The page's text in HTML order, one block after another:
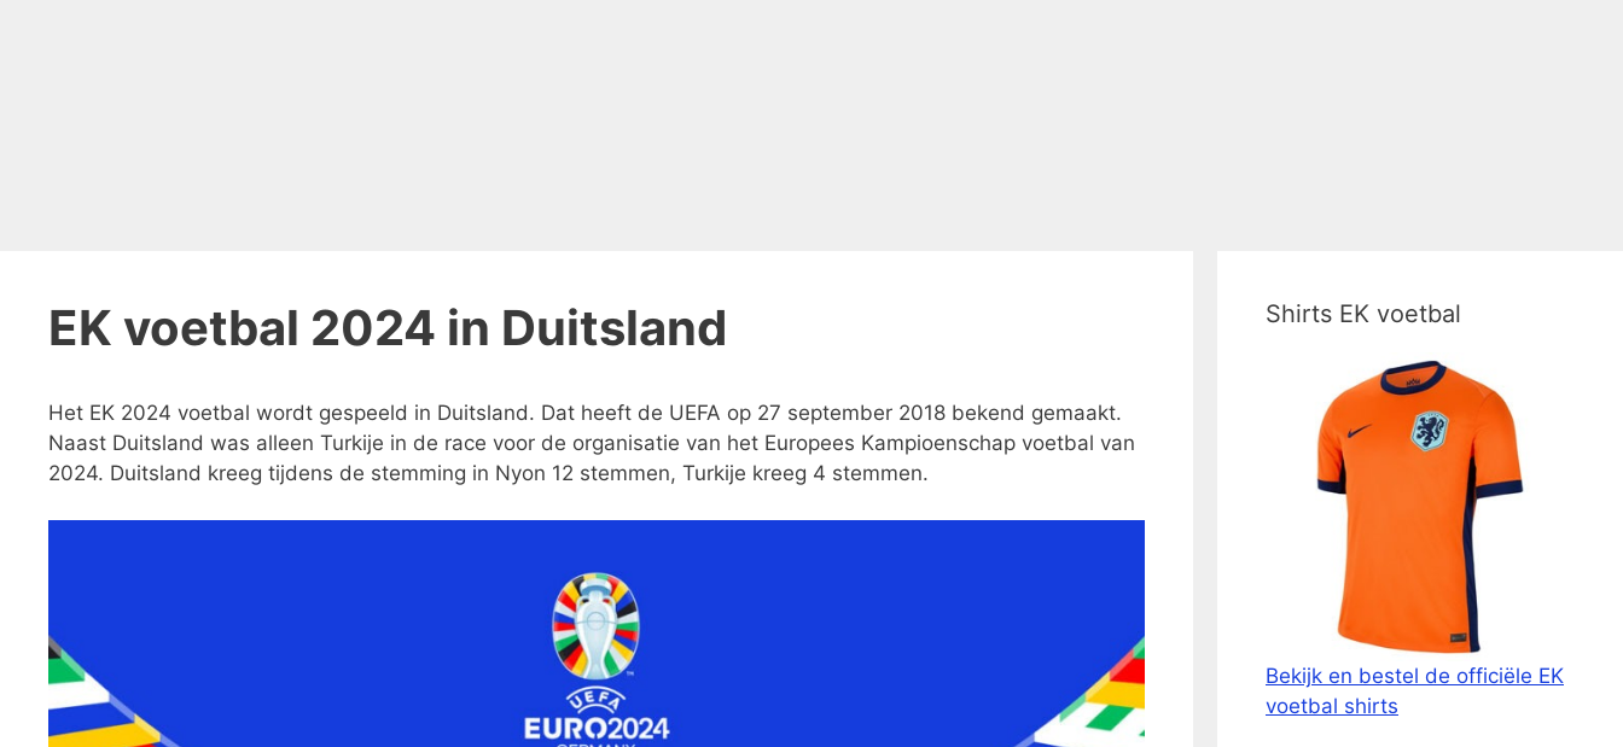
EK voetbal 2024 in Duitsland
Het EK 2024 voetbal wordt gespeeld in Duitsland. Dat heeft de UEFA op 27 september 2018 bekend gemaakt.
Naast Duitsland was alleen Turkije in de race voor de organisatie van het Europees Kampioenschap voetbal van
2024. Duitsland kreeg tijdens de stemming in Nyon 12 stemmen, Turkije kreeg 4 stemmen.
Shirts EK voetbal
Bekijk en bestel de officiële EK
voetbal shirts